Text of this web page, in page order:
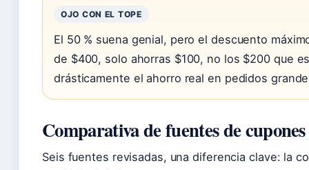
OJO CON EL TOPE
El 50 % suena genial, pero el descuento
de $400, solo ahorras $100, no los $200 que
drásticamente el ahorro real en pedidos
Comparativa de fuentes de cupones
Seis fuentes revisadas, una diferencia clave: la